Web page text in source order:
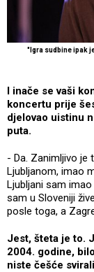
"Igra sudbine ipak
I inače se vaši
koncertu prije
djelovao uistinu
puta.
- Da. Zanimljivo je
Ljubljanom, imao
Ljubljani sam
sam u Sloveniji
posle toga, a
Jest, šteta je to.
2004. godine,
niste češće